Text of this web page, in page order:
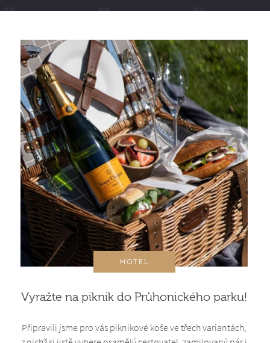
HOTEL
Vyražte na piknik do Průhonického parku!
Připravili jsme pro vás piknikové koše ve třech variantách,